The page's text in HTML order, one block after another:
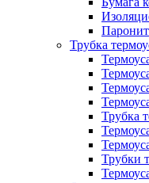
Паронит
Трубка
Трубка
Трубки